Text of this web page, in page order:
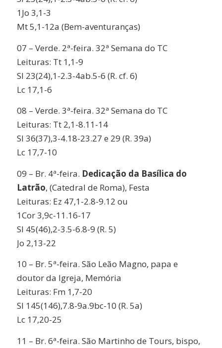
1Jo 3,1-3
Mt 5,1-12a (Bem-aventuranças)
07 – Verde. 2ª-feira. 32ª Semana do TC
Leituras: Tt 1,1-9
Sl 23(24),1-2.3-4ab.5-6 (R. cf. 6)
Lc 17,1-6
08 – Verde. 3ª-feira. 32ª Semana do TC
Leituras: Tt 2,1-8.11-14
Sl 36(37),3-4.18-23.27 e 29 (R. 39a)
Lc 17,7-10
09 – Br. 4ª-feira. Dedicação da Basílica do
Latrão, (Catedral de Roma), Festa
Leituras: Ez 47,1-2.8-9.12 ou
1Cor 3,9c-11.16-17
Sl 45(46),2-3.5-6.8-9 (R. 5)
Jo 2,13-22
10 – Br. 5ª-feira. São Leão Magno, papa e
doutor da Igreja, Memória
Leituras: Fm 1,7-20
Sl 145(146),7.8-9a.9bc-10 (R. 5a)
Lc 17,20-25
11 – Br. 6ª-feira. São Martinho de Tours, bispo,